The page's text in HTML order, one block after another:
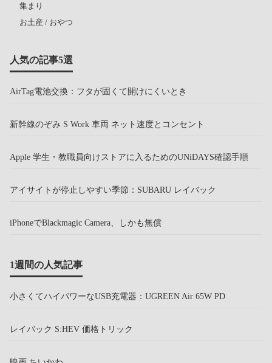
集まり
お土産 / おやつ
人気の記事5選
AirTag電池交換：フタが固くて開けにくいとき
新幹線のぞみ S Work 車両 ネット速度とコンセント
Apple 学生・教職員向けストアに入るためのUNiDAYS確認手順
アイサイトが停止しやすい季節：SUBARU レイバック
iPhoneでBlackmagic Camera、しかも無償
1週間の人気記事
小さくてハイパワーなUSB充電器：UGREEN Air 65W PD
レイバック S:HEV 価格トリック